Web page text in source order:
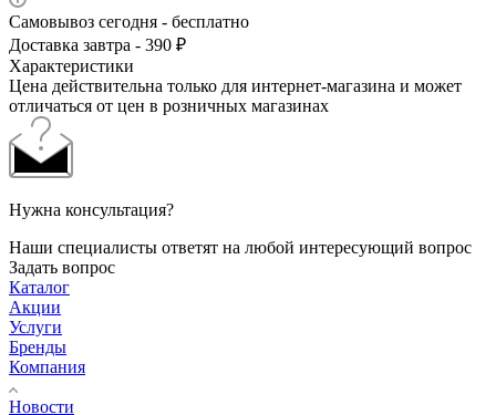
Самовывоз сегодня - бесплатно
Доставка завтра - 390 ₽
Характеристики
Цена действительна только для интернет-магазина и может
отличаться от цен в розничных магазинах
Нужна консультация?
Наши специалисты ответят на любой интересующий вопрос
Задать вопрос
Каталог
Акции
Услуги
Бренды
Компания
Новости